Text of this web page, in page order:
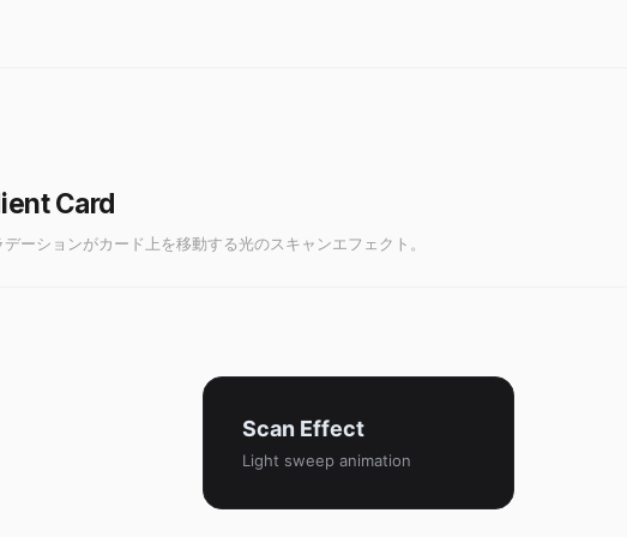
Card
ーションがカード上を移動する光のスキャンエフェクト。